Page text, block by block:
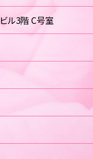
ル3階 C号室